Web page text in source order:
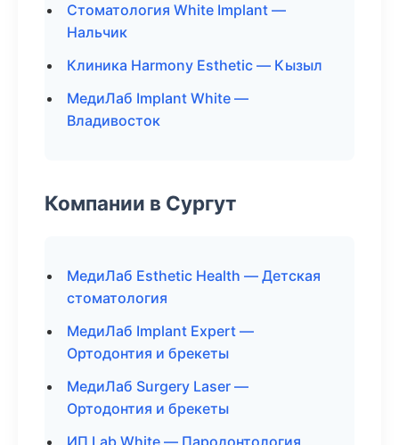
Стоматология White Implant —
Нальчик
Клиника Harmony Esthetic — Кызыл
МедиЛаб Implant White —
Владивосток
Компании в Сургут
МедиЛаб Esthetic Health — Детская
стоматология
МедиЛаб Implant Expert —
Ортодонтия и брекеты
МедиЛаб Surgery Laser —
Ортодонтия и брекеты
ИП Lab White — Пародонтология